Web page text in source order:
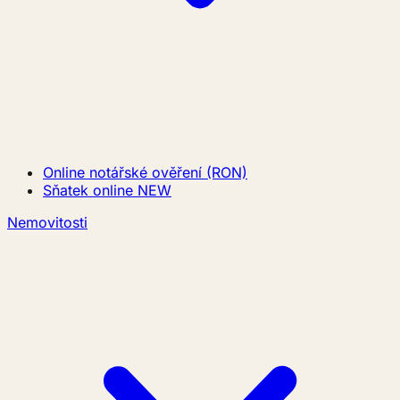
Online notářské ověření (RON)
Sňatek online NEW
Nemovitosti